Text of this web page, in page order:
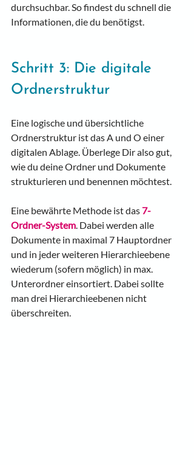
durchsuchbar. So findest du schnell die
Informationen, die du benötigst.
Schritt 3: Die digitale
Ordnerstruktur
Eine logische und übersichtliche
Ordnerstruktur ist das A und O einer
digitalen Ablage. Überlege Dir also gut,
wie du deine Ordner und Dokumente
strukturieren und benennen möchtest.
Eine bewährte Methode ist das 7-
Ordner-System . Dabei werden alle
Dokumente in maximal 7 Hauptordner
und in jeder weiteren Hierarchieebene
wiederum (sofern möglich) in max.
Unterordner einsortiert. Dabei sollte
man drei Hierarchieebenen nicht
überschreiten.